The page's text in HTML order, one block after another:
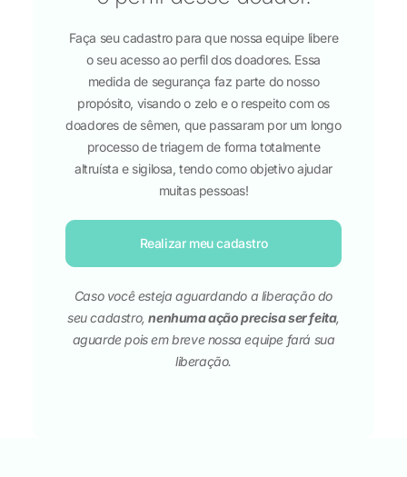
Faça seu cadastro para que nossa equipe libere
o seu acesso ao perfil dos doadores. Essa
medida de segurança faz parte do nosso
propósito, visando o zelo e o respeito com os
doadores de sêmen, que passaram por um longo
processo de triagem de forma totalmente
altruísta e sigilosa, tendo como objetivo ajudar
muitas pessoas!
Realizar meu cadastro
Caso você esteja aguardando a liberação do
seu cadastro,nenhuma ação precisa ser feita,
aguarde pois em breve nossa equipe fará sua
liberação.